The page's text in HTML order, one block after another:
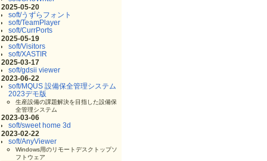
2025-05-20
soft/うずらフォント
soft/TeamPlayer
soft/CurrPorts
2025-05-19
soft/Visitors
soft/XASTIR
2025-03-17
soft/gdsii viewer
2023-06-22
soft/MQUS 設備保全管理システム
2023デモ版
生産設備の課題解決を目指した設備保
全管理システム
2023-03-06
soft/sweet home 3d
2023-02-22
soft/AnyViewer
Windows用のリモートデスクトップソ
フトウェア